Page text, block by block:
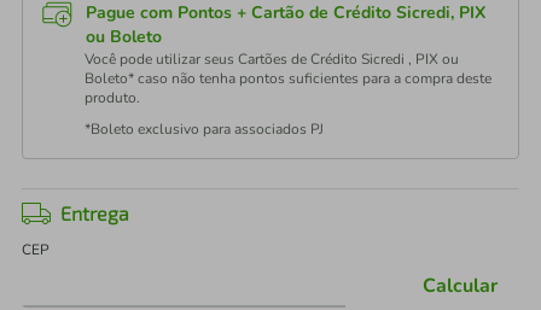
Pague com Pontos + Cartão de Crédito Sicredi, PIX
ou Boleto
Você pode utilizar seus Cartões de Crédito Sicredi , PIX ou
Boleto* caso não tenha pontos suficientes para a compra deste
produto.
*Boleto exclusivo para associados PJ
Entrega
CEP
Calcular